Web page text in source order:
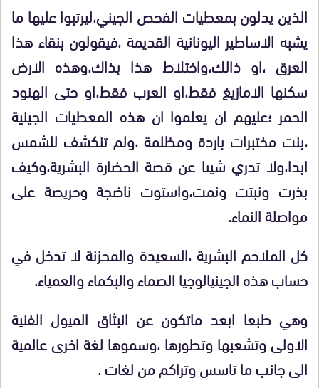
الذين يدلون بمعطيات الفحص الجيني،ليرتبوا عليها ما
يشبه الاساطير اليونانية القديمة ،فيقولون بنقاء هذا
العرق ،او ذالك،واختلاط هذا بذاك،وهذه الارض
سكنها الامازيغ فقط،او العرب فقط،او حتى الهنود
الحمر ؛عليهم ان يعلموا ان هذه المعطيات الجينية
،بنت مختبرات باردة ومظلمة ،ولم تنكشف للشمس
ابدا،ولا تدري شيىا عن قصة الحضارة البشرية،وكيف
بذرت ونبتت ونمت،واستوت ناضجة وحريصة على
مواصلة النماء.
كل الملاحم البشرية ،السعيدة والمحزنة لا تدخل في
حساب هذه الجينيالوجيا الصماء والبكماء والعمياء.
وهي طبعا ابعد ماتكون عن انبثاق الميول الفنية
الاولى وتشعبها وتطورها ،وسموها لغة اخرى عالمية
الى جانب ما تاسس وتراكم من لغات .